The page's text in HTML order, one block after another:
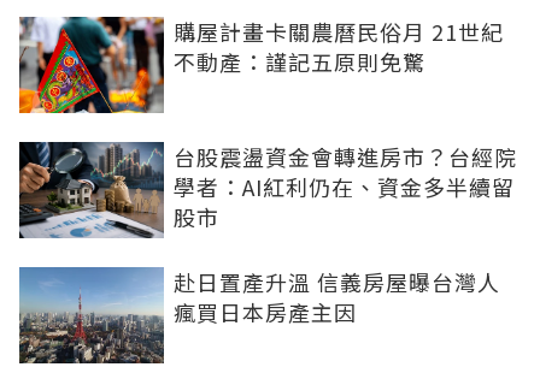
購屋計畫卡關農曆民俗月 21世紀
不動產：謹記五原則免驚
台股震盪資金會轉進房市？台經院
學者：AI紅利仍在、資金多半續留
股市
赴日置產升溫 信義房屋曝台灣人
瘋買日本房產主因